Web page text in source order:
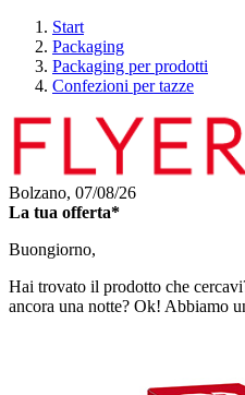
Start
Packaging
Packaging per prodotti
Confezioni per tazze
Bolzano, 07/08/26
La tua offerta*
Buongiorno,
Hai trovato il prodotto che
ancora una notte? Ok! Abbiamo